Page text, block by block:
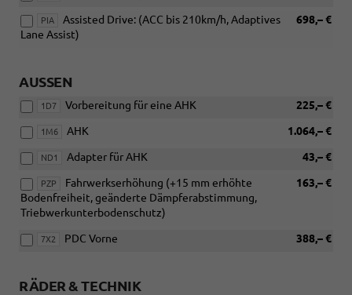
PIA 698,– €
Assisted Drive: (ACC bis 210km/h, Adaptives
Lane Assist)
AUSSEN
1D7 225,– €
Vorbereitung für eine AHK
1M6 1.064,– €
AHK
ND1 43,– €
Adapter für AHK
PZP 163,– €
Fahrwerkserhöhung (+15 mm erhöhte
Bodenfreiheit, geänderte Dämpferabstimmung,
Triebwerkunterbodenschutz)
7X2 388,– €
PDC Vorne
RÄDER & TECHNIK